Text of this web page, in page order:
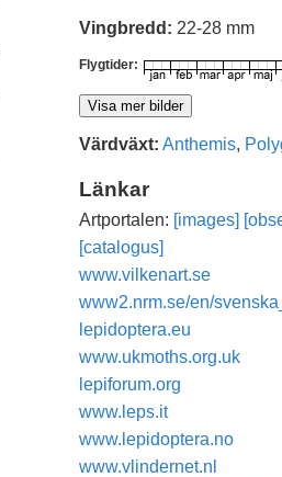
Vingbredd: 22-28 mm
Flygtider:
Värdväxt: Anthemis,
Länkar
Artportalen: [images]
[catalogus]
www.vilkenart.se
www2.nrm.se/en/
lepidoptera.eu
www.ukmoths.org.uk
lepiforum.org
www.leps.it
www.lepidoptera.no
www.vlindernet.nl